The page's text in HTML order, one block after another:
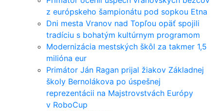
z európskeho šampionátu pod sopkou Etna
Dni mesta Vranov nad Topľou opäť spojili
tradíciu s bohatým kultúrnym programom
Modernizácia mestských škôl za takmer 1,5
milióna eur
Primátor Ján Ragan prijal žiakov Základnej
školy Bernolákova po úspešnej
reprezentácii na Majstrovstvách Európy
v RoboCup